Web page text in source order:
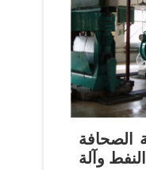
الصحافة
وآلة